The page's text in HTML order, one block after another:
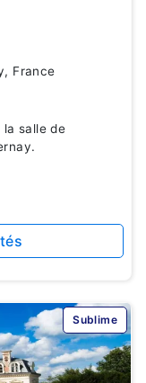
France
la salle de
Sublime